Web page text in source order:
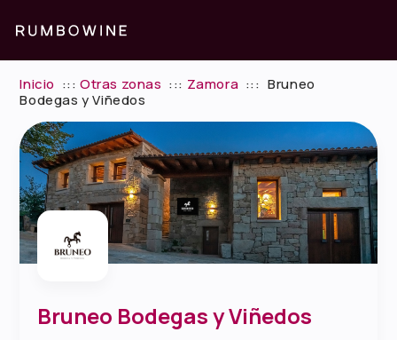
Inicio :::Otras zonas ::: Zamora ::: Bruneo
Bodegas y Viñedos
Bruneo Bodegas y Viñedos